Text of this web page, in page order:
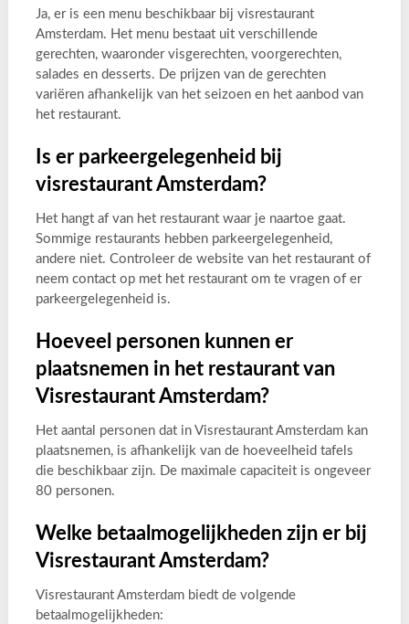
Ja, er is een menu beschikbaar bij visrestaurant
Amsterdam. Het menu bestaat uit verschillende
gerechten, waaronder visgerechten, voorgerechten,
salades en desserts. De prijzen van de gerechten
variëren afhankelijk van het seizoen en het aanbod van
het restaurant.
Is er parkeergelegenheid bij
visrestaurant Amsterdam?
Het hangt af van het restaurant waar je naartoe gaat.
Sommige restaurants hebben parkeergelegenheid,
andere niet. Controleer de website van het restaurant of
neem contact op met het restaurant om te vragen of er
parkeergelegenheid is.
Hoeveel personen kunnen er
plaatsnemen in het restaurant van
Visrestaurant Amsterdam?
Het aantal personen dat in Visrestaurant Amsterdam kan
plaatsnemen, is afhankelijk van de hoeveelheid tafels
die beschikbaar zijn. De maximale capaciteit is ongeveer
80 personen.
Welke betaalmogelijkheden zijn er bij
Visrestaurant Amsterdam?
Visrestaurant Amsterdam biedt de volgende
betaalmogelijkheden: